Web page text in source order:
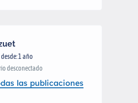
1 año
desconectado
las publicaciones